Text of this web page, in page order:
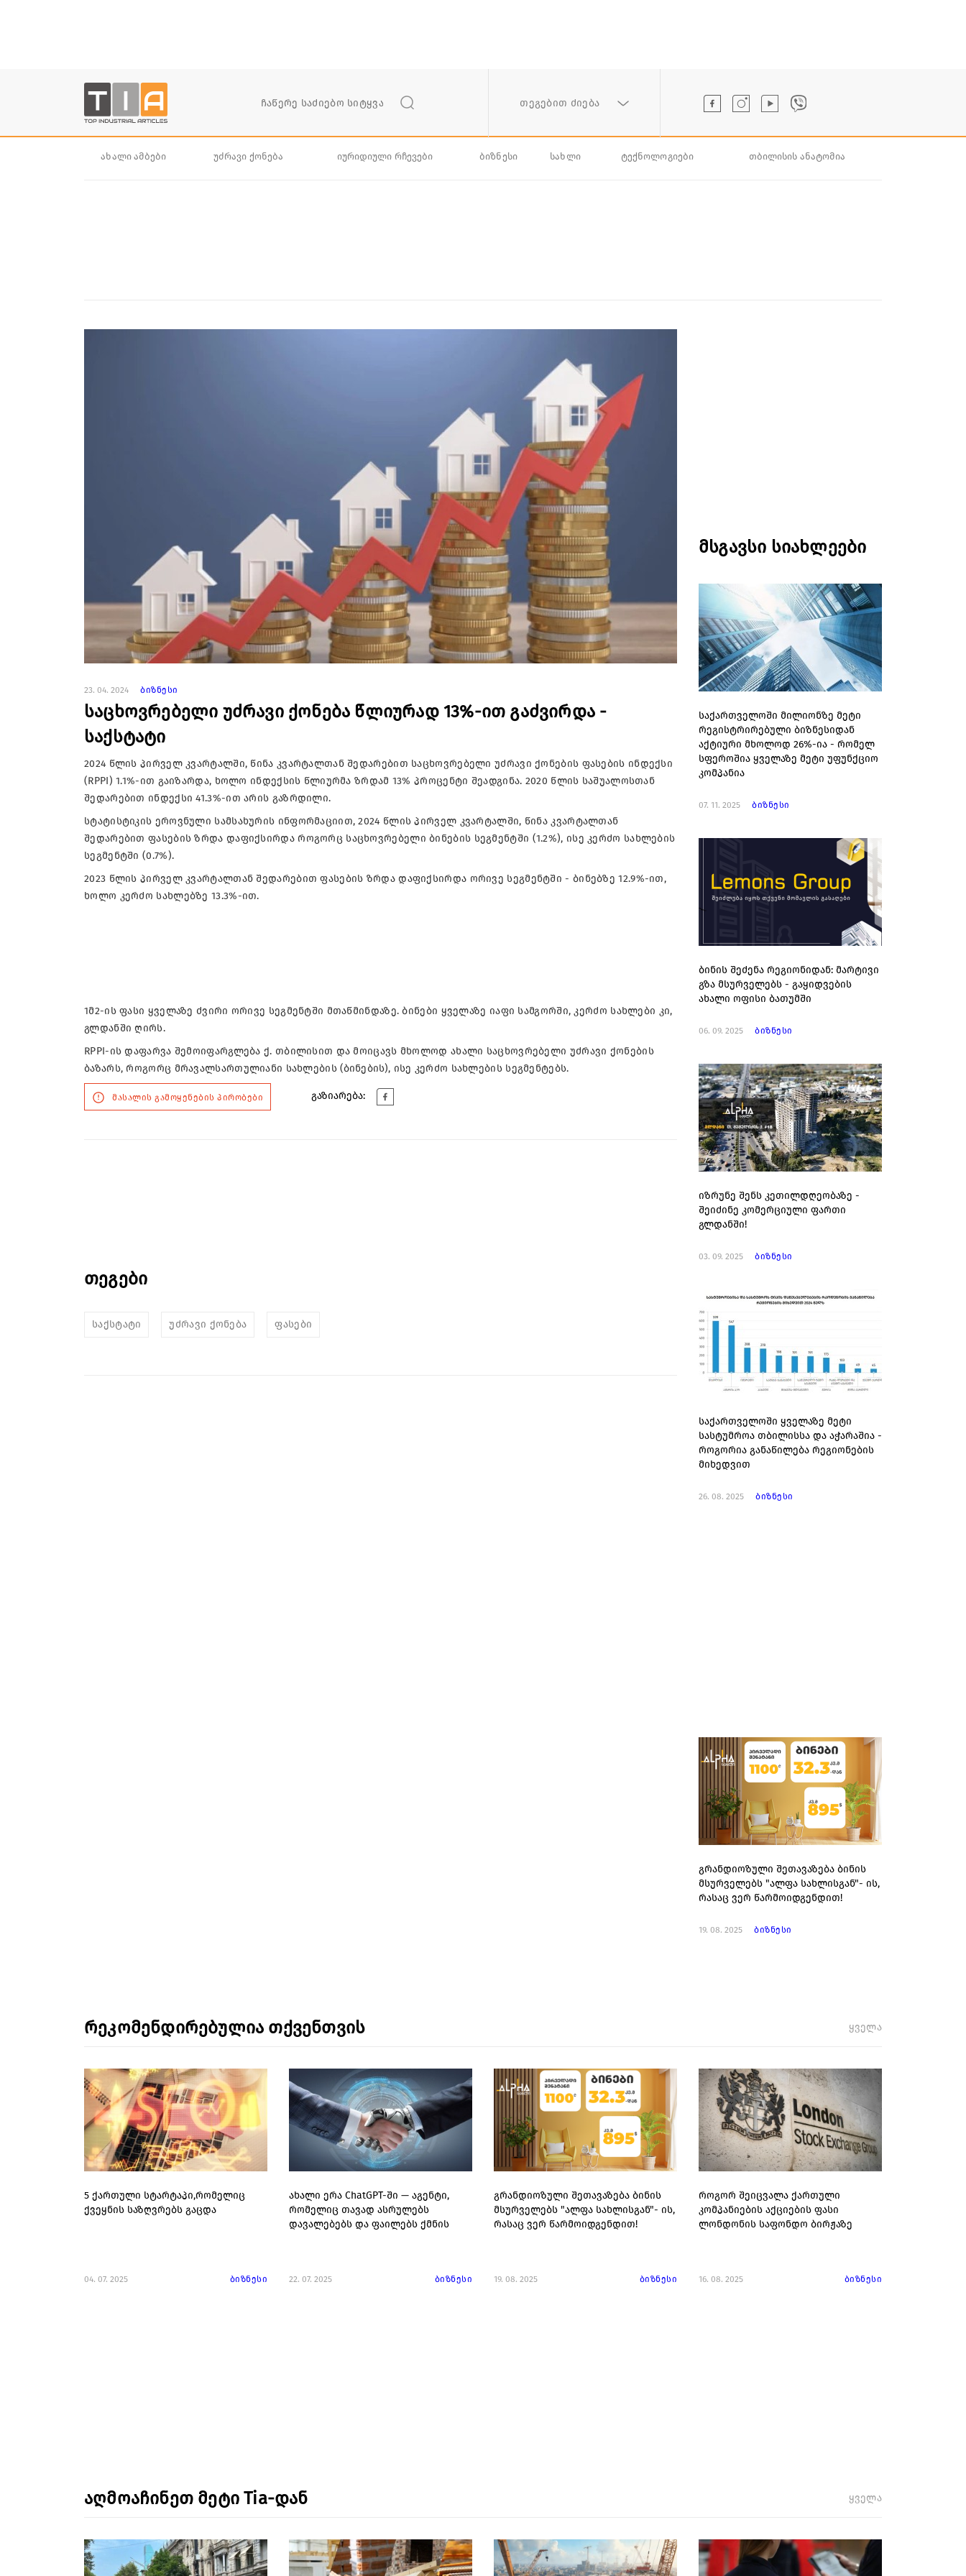
თეგებით ძიება
ახალი ამბები უძრავი ქონება იურიდიული რჩევები ბიზნესი სახლი ტექნოლოგიები თბილისის ანატომია
23. 04. 2024 ბიზნესი
საცხოვრებელი უძრავი ქონება წლიურად 13%-ით გაძვირდა -
საქსტატი
2024 წლის პირველ კვარტალში, წინა კვარტალთან შედარებით საცხოვრებელი უძრავი ქონების ფასების ინდექსი
(RPPI) 1.1%-ით გაიზარდა, ხოლო ინდექსის წლიურმა ზრდამ 13% პროცენტი შეადგინა. 2020 წლის საშუალოსთან
შედარებით ინდექსი 41.3%-ით არის გაზრდილი.
სტატისტიკის ეროვნული სამსახურის ინფორმაციით, 2024 წლის პირველ კვარტალში, წინა კვარტალთან
შედარებით ფასების ზრდა დაფიქსირდა როგორც საცხოვრებელი ბინების სეგმენტში (1.2%), ისე კერძო სახლების
სეგმენტში (0.7%).
2023 წლის პირველ კვარტალთან შედარებით ფასების ზრდა დაფიქსირდა ორივე სეგმენტში - ბინებზე 12.9%-ით,
ხოლო კერძო სახლებზე 13.3%-ით.
1მ2-ის ფასი ყველაზე ძვირი ორივე სეგმენტში მთაწმინდაზე. ბინები ყველაზე იაფი სამგორში, კერძო სახლები კი,
გლდანში ღირს.
RPPI-ის დაფარვა შემოიფარგლება ქ. თბილისით და მოიცავს მხოლოდ ახალი საცხოვრებელი უძრავი ქონების
ბაზარს, როგორც მრავალსართულიანი სახლების (ბინების), ისე კერძო სახლების სეგმენტებს.
მასალის გამოყენების პირობები გაზიარება:
თეგები
საქსტატი უძრავი ქონება ფასები
მსგავსი სიახლეები
საქართველოში მილიონზე მეტი
რეგისტრირებული ბიზნესიდან
აქტიური მხოლოდ 26%-ია - რომელ
სფეროშია ყველაზე მეტი უფუნქციო
კომპანია
07. 11. 2025 ბიზნესი
ბინის შეძენა რეგიონიდან: მარტივი
გზა მსურველებს - გაყიდვების
ახალი ოფისი ბათუმში
06. 09. 2025 ბიზნესი
იზრუნე შენს კეთილდღეობაზე -
შეიძინე კომერციული ფართი
გლდანში!
03. 09. 2025 ბიზნესი
საქართველოში ყველაზე მეტი
სასტუმროა თბილისსა და აჭარაშია -
როგორია განაწილება რეგიონების
მიხედვით
26. 08. 2025 ბიზნესი
გრანდიოზული შეთავაზება ბინის
მსურველებს "ალფა სახლისგან"- ის,
რასაც ვერ წარმოიდგენდით!
19. 08. 2025 ბიზნესი
რეკომენდირებულია თქვენთვის ყველა
5 ქართული სტარტაპი,რომელიც
ქვეყნის საზღვრებს გაცდა
04. 07. 2025 ბიზნესი
ახალი ერა ChatGPT-ში — აგენტი,
რომელიც თავად ასრულებს
დავალებებს და ფაილებს ქმნის
22. 07. 2025 ბიზნესი
გრანდიოზული შეთავაზება ბინის
მსურველებს "ალფა სახლისგან"- ის,
რასაც ვერ წარმოიდგენდით!
19. 08. 2025 ბიზნესი
როგორ შეიცვალა ქართული
კომპანიების აქციების ფასი
ლონდონის საფონდო ბირჟაზე
16. 08. 2025 ბიზნესი
აღმოაჩინეთ მეტი Tia-დან ყველა